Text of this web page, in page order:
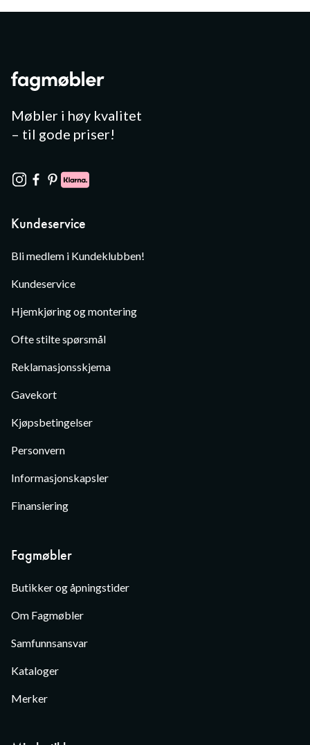
Møbler i høy kvalitet
– til gode priser!
Kundeservice
Bli medlem i Kundeklubben!
Kundeservice
Hjemkjøring og montering
Ofte stilte spørsmål
Reklamasjonsskjema
Gavekort
Kjøpsbetingelser
Personvern
Informasjonskapsler
Finansiering
Fagmøbler
Butikker og åpningstider
Om Fagmøbler
Samfunnsansvar
Kataloger
Merker